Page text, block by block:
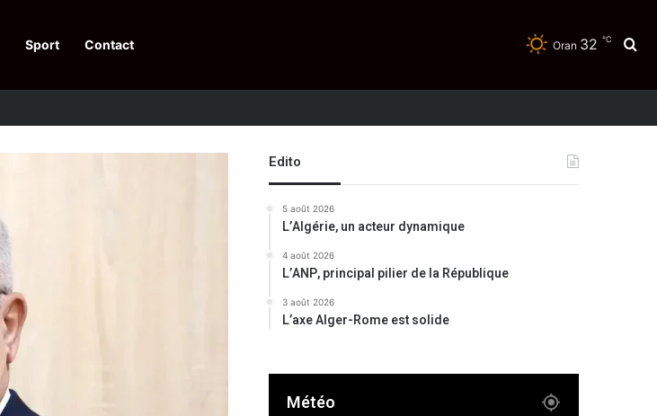
Sport Contact Oran 32 ℃
Edito
5 août 2026
L’Algérie, un acteur dynamique
4 août 2026
L’ANP, principal pilier de la République
3 août 2026
L’axe Alger-Rome est solide
Météo